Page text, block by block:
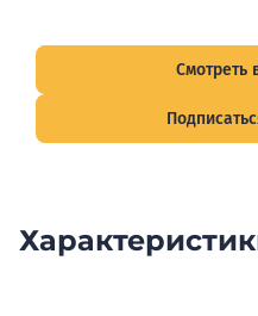
Смотреть